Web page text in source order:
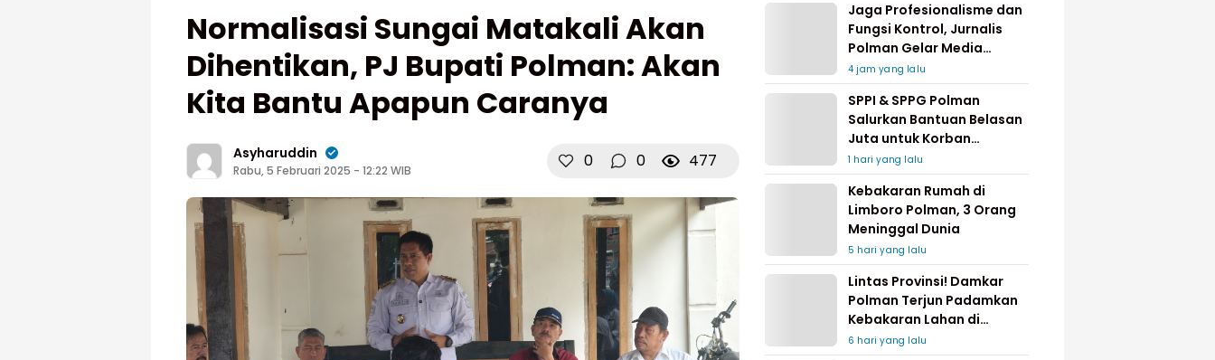
Normalisasi Sungai Matakali Akan
Dihentikan, PJ Bupati Polman: Akan
Kita Bantu Apapun Caranya
Asyharuddin
Rabu, 5 Februari 2025 - 12:22 WIB 0 0 477
Jaga Profesionalisme dan
Fungsi Kontrol, Jurnalis
Polman Gelar Media
Gathering
4 jam yang lalu
SPPI & SPPG Polman
Salurkan Bantuan Belasan
Juta untuk Korban
Kebakaran di Limboro
1 hari yang lalu
Kebakaran Rumah di
Limboro Polman, 3 Orang
Meninggal Dunia
5 hari yang lalu
Lintas Provinsi! Damkar
Polman Terjun Padamkan
Kebakaran Lahan di
Pinrang
6 hari yang lalu